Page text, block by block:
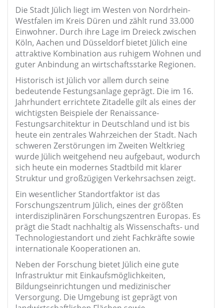
Die Stadt Jülich liegt im Westen von Nordrhein-
Westfalen im Kreis Düren und zählt rund 33.000
Einwohner. Durch ihre Lage im Dreieck zwischen
Köln, Aachen und Düsseldorf bietet Jülich eine
attraktive Kombination aus ruhigem Wohnen und
guter Anbindung an wirtschaftsstarke Regionen.
Historisch ist Jülich vor allem durch seine
bedeutende Festungsanlage geprägt. Die im 16.
Jahrhundert errichtete Zitadelle gilt als eines der
wichtigsten Beispiele der Renaissance-
Festungsarchitektur in Deutschland und ist bis
heute ein zentrales Wahrzeichen der Stadt. Nach
schweren Zerstörungen im Zweiten Weltkrieg
wurde Jülich weitgehend neu aufgebaut, wodurch
sich heute ein modernes Stadtbild mit klarer
Struktur und großzügigen Verkehrsachsen zeigt.
Ein wesentlicher Standortfaktor ist das
Forschungszentrum Jülich, eines der größten
interdisziplinären Forschungszentren Europas. Es
prägt die Stadt nachhaltig als Wissenschafts- und
Technologiestandort und zieht Fachkräfte sowie
internationale Kooperationen an.
Neben der Forschung bietet Jülich eine gute
Infrastruktur mit Einkaufsmöglichkeiten,
Bildungseinrichtungen und medizinischer
Versorgung. Die Umgebung ist geprägt von